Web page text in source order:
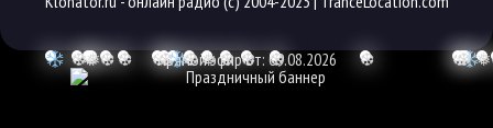
❆
❅ ❅ ❆
❆ ❆
❆
❅ ❆❆ ❆
❆ ❅
❆ ❆
❆
Прямой эфир от: 09.08.2026